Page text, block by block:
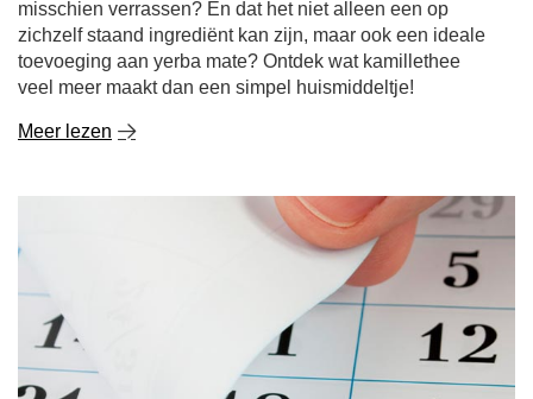
Meer lezen